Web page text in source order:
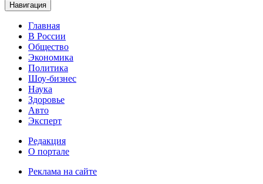
Навигация
Главная
В России
Общество
Экономика
Политика
Шоу-бизнес
Наука
Здоровье
Авто
Эксперт
Редакция
О портале
Реклама на сайте